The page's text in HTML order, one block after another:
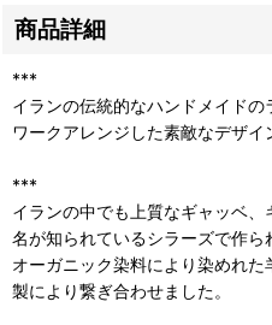
商品詳細
***
イランの伝統的なハンドメイド
ワークアレンジした素敵なデザイ
***
イランの中でも上質なギャッベ
名が知られているシラーズで作ら
オーガニック染料により染めれ
製により繋ぎ合わせました。